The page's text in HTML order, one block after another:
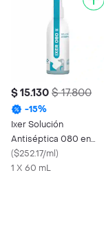
$ 15.130 $ 17.800
-15%
Ixer Solución
Antiséptica 080 en
Spray
($252.17/ml)
1 X 60 mL